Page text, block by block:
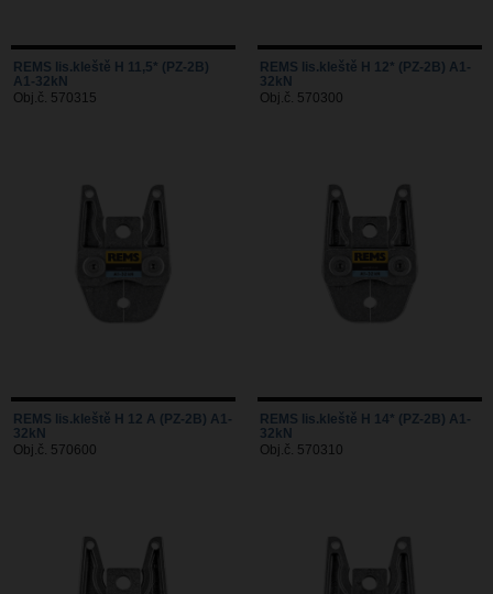
REMS lis.kleště H 11,5* (PZ-2B)
A1-32kN
Obj.č. 570315
REMS lis.kleště H 12* (PZ-2B) A1-
32kN
Obj.č. 570300
REMS lis.kleště H 12 A (PZ-2B) A1-
32kN
Obj.č. 570600
REMS lis.kleště H 14* (PZ-2B) A1-
32kN
Obj.č. 570310